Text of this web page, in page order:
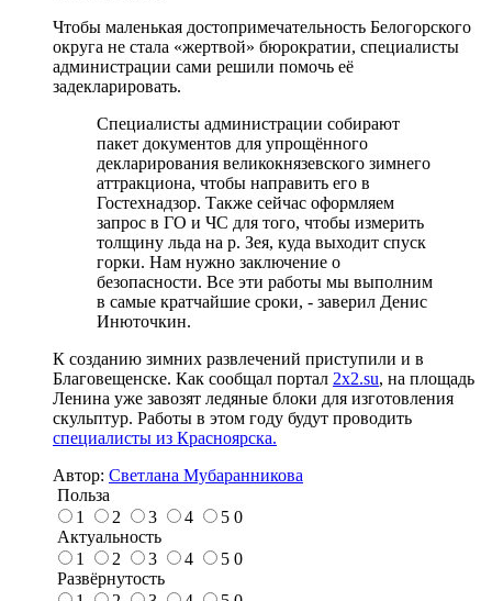
Чтобы маленькая достопримечательность Белогорского
округа не стала «жертвой» бюрократии, специалисты
администрации сами решили помочь её
задекларировать.
Специалисты администрации собирают
пакет документов для упрощённого
декларирования великокнязевского зимнего
аттракциона, чтобы направить его в
Гостехнадзор. Также сейчас оформляем
запрос в ГО и ЧС для того, чтобы измерить
толщину льда на р. Зея, куда выходит спуск
горки. Нам нужно заключение о
безопасности. Все эти работы мы выполним
в самые кратчайшие сроки, - заверил Денис
Инюточкин.
К созданию зимних развлечений приступили и в
Благовещенске. Как сообщал портал 2x2.su, на площадь
Ленина уже завозят ледяные блоки для изготовления
скульптур. Работы в этом году будут проводить
специалисты из Красноярска.
Автор: Светлана Мубаранникова
Польза
1
2 3 4 5 0
Актуальность
1
2 3 4 5 0
Развёрнутость